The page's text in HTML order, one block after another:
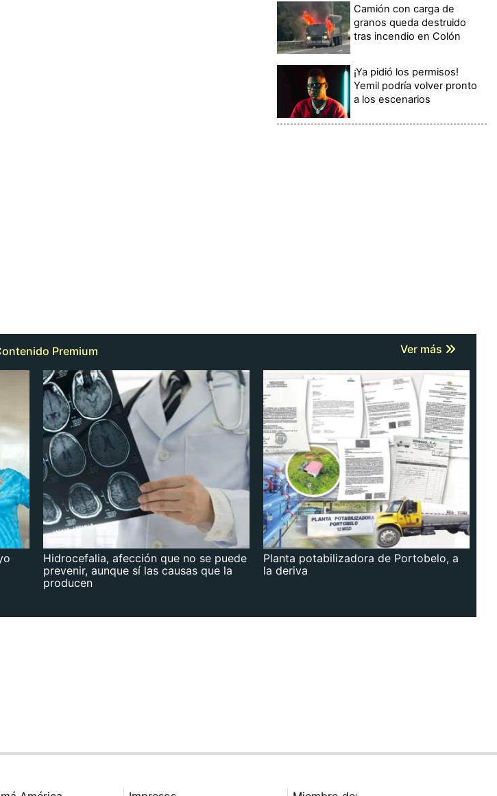
Camión con carga de
granos queda destruido
tras incendio en Colón
¡Ya pidió los permisos!
Yemil podría volver pronto
a los escenarios
Premium Ver más
Hidrocefalia, afección que no se puede
prevenir, aunque sí las causas que la
producen
Planta potabilizadora de Portobelo, a
la deriva